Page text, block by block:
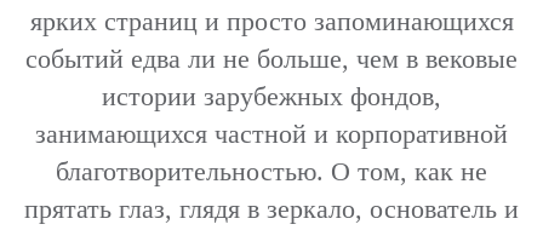
ярких страниц и просто запоминающихся
событий едва ли не больше, чем в вековые
истории зарубежных фондов,
занимающихся частной и корпоративной
благотворительностью. О том, как не
прятать глаз, глядя в зеркало, основатель и